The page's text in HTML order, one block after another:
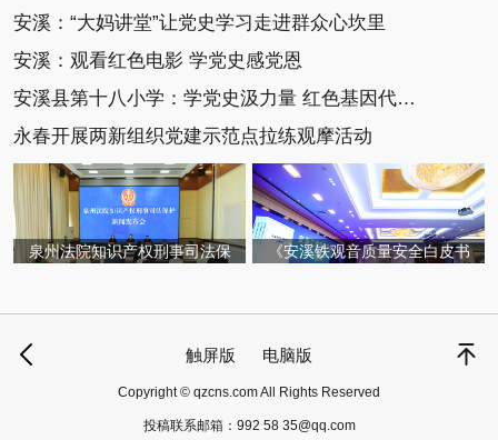
安溪：“大妈讲堂”让党史学习走进群众心坎里
安溪：观看红色电影 学党史感党恩
安溪县第十八小学：学党史汲力量 红色基因代代传
永春开展两新组织党建示范点拉练观摩活动
泉州法院知识产权刑事司法保 《安溪铁观音质量安全白皮书
触屏版 电脑版
Copyright © qzcns.com All Rights Reserved
投稿联系邮箱： 992 58 35@qq.com